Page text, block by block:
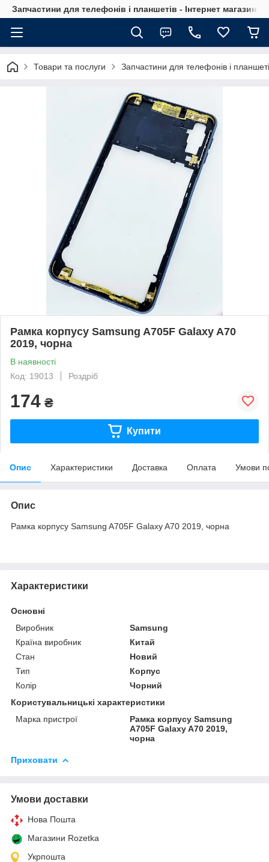
Запчастини для телефонів і планшетів - Інтернет магазин
Товари та послуги Запчастини для телефонів і
Рамка корпусу Samsung A705F Galaxy A70
2019, чорна
В наявності
Код: 19013
Роздріб
174 ₴
Купити
Опис Характеристики Доставка Оплата Умови
Опис
Рамка корпусу Samsung A705F Galaxy A70 2019, чорна
Характеристики
Основні
Виробник
Samsung
Країна виробник
Китай
Стан
Новий
Тип
Корпус
Колір
Чорний
Користувальницькі характеристики
Марка пристрої
Рамка корпусу Samsung
A705F Galaxy A70 2019,
чорна
Приховати
Умови доставки
Нова Пошта
Магазини Rozetka
Укрпошта